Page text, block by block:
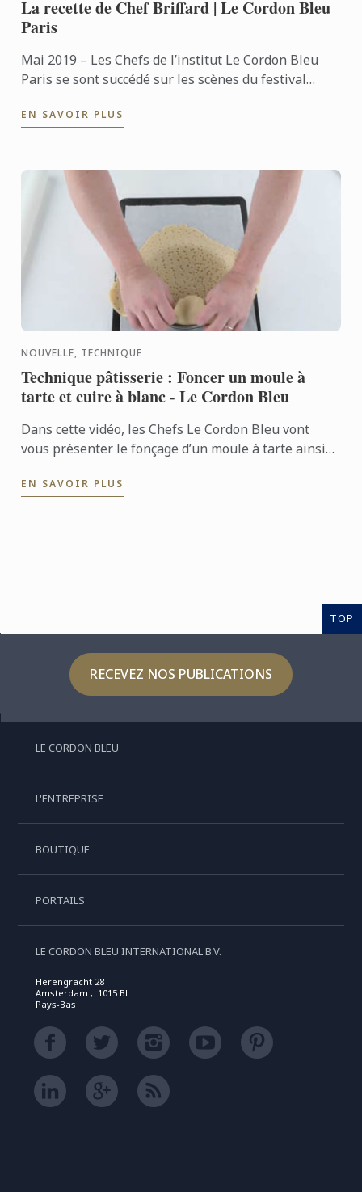
La recette de Chef Briffard | Le Cordon Bleu
Paris
Mai 2019 – Les Chefs de l’institut Le Cordon Bleu
Paris se sont succédé sur les scènes du festival
dernier ...
EN SAVOIR PLUS
NOUVELLE, TECHNIQUE
Technique pâtisserie : Foncer un moule à
tarte et cuire à blanc - Le Cordon Bleu
Dans cette vidéo, les Chefs Le Cordon Bleu vont
vous présenter le fonçage d’un moule à tarte ainsi
EN SAVOIR PLUS
TOP
RECEVEZ NOS PUBLICATIONS
LE CORDON BLEU
L'ENTREPRISE
BOUTIQUE
PORTAILS
LE CORDON BLEU INTERNATIONAL B.V.
Herengracht 28
Amsterdam , 1015 BL
Pays-Bas